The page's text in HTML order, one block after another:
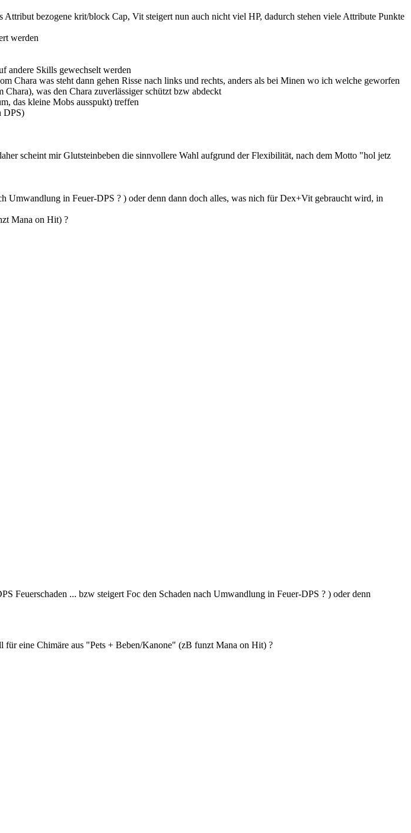
bezogene krit/block Cap, Vit steigert nun auch nicht viel HP, dadurch stehen viele Attribute Punkte
werden
andere Skills gewechselt werden
was steht dann gehen Risse nach links und rechts, anders als bei Minen wo ich welche geworfen
was den Chara zuverlässiger schützt bzw abdeckt
das kleine Mobs ausspukt) treffen
DPS)
scheint mir Glutsteinbeben die sinnvollere Wahl aufgrund der Flexibilität, nach dem Motto "hol jetz
Umwandlung in Feuer-DPS ? ) oder denn dann doch alles, was nich für Dex+Vit gebraucht wird, in
Mana on Hit) ?
Feuerschaden ... bzw steigert Foc den Schaden nach Umwandlung in Feuer-DPS ? ) oder denn
eine Chimäre aus "Pets + Beben/Kanone" (zB funzt Mana on Hit) ?